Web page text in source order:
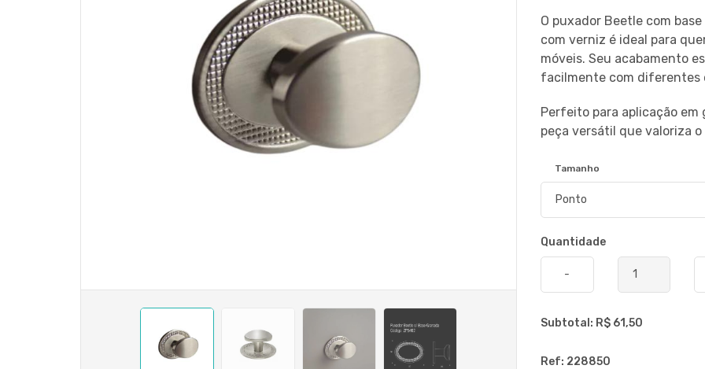
O puxador Beetle com
com verniz é ideal para
móveis. Seu acabamento
facilmente com diferentes
Perfeito para aplicação em
peça versátil que valoriza
Tamanho
Quantidade
-
Subtotal: R$ 61,50
Ref: 228850